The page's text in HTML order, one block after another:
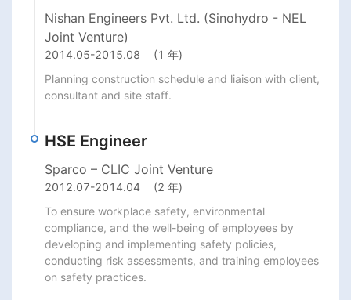
Nishan Engineers Pvt. Ltd. (Sinohydro - NEL
Joint Venture)
2014.05-2015.08
(1 年)
Planning construction schedule and liaison with client,
consultant and site staff.
HSE Engineer
Sparco – CLIC Joint Venture
2012.07-2014.04
(2 年)
To ensure workplace safety, environmental
compliance, and the well-being of employees by
developing and implementing safety policies,
conducting risk assessments, and training employees
on safety practices.